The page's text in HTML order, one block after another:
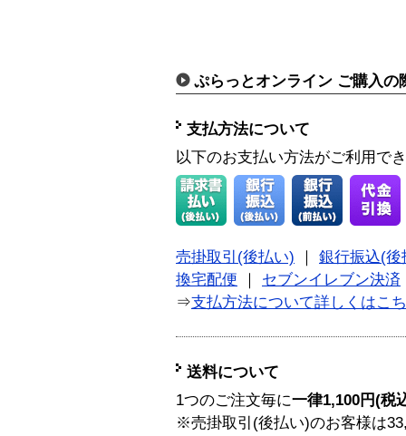
ぷらっとオンライン ご購入の
支払方法について
以下のお支払い方法がご利用で
売掛取引(後払い)
銀行振込(後
換宅配便
セブンイレブン決済
⇒支払方法について詳しくはこ
送料について
1つのご注文毎に一律1,100円(税
※売掛取引(後払い)のお客様は